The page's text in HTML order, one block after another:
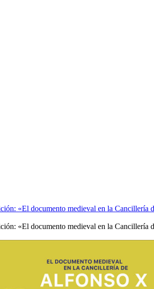
«El documento medieval en la Cancillería
«El documento medieval en la Cancillería